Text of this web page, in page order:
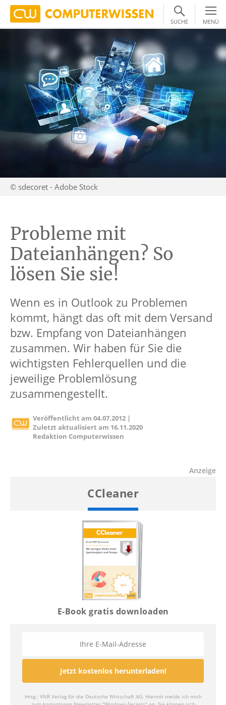
SUCHE MENÜ
© sdecoret - Adobe Stock
Probleme mit
Dateianhängen? So
lösen Sie sie!
Wenn es in Outlook zu Problemen
kommt, hängt das oft mit dem Versand
bzw. Empfang von Dateianhängen
zusammen. Wir haben für Sie die
wichtigsten Fehlerquellen und die
jeweilige Problemlösung
zusammengestellt.
Veröffentlicht am04.07.2012 |
Zuletzt aktualisiert am 16.11.2020
Redaktion Computerwissen